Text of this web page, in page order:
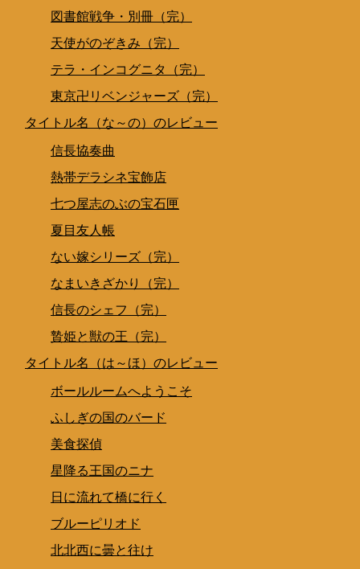
図書館戦争・別冊（完）
天使がのぞきみ（完）
テラ・インコグニタ（完）
東京卍リベンジャーズ（完）
タイトル名（な～の）のレビュー
信長協奏曲
熱帯デラシネ宝飾店
七つ屋志のぶの宝石匣
夏目友人帳
ない嫁シリーズ（完）
なまいきざかり（完）
信長のシェフ（完）
贄姫と獣の王（完）
タイトル名（は～ほ）のレビュー
ボールルームへようこそ
ふしぎの国のバード
美食探偵
星降る王国のニナ
日に流れて橋に行く
ブルーピリオド
北北西に曇と往け